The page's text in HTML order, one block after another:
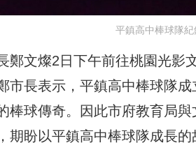
平鎮高中棒球隊
鄭文燦2日下午前往桃園光影
市長表示，平鎮高中棒球隊
棒球傳奇。因此市府教育局
期盼以平鎮高中棒球隊成長